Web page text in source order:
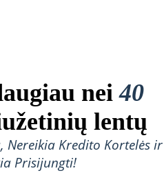
nei40
lentų
Nereikia Kredito Kortelės ir
Prisijungti!